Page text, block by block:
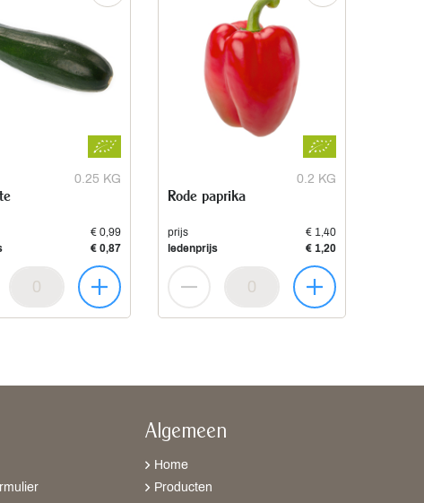
0.25 KG
€ 0,99
€ 0,87
0.2 KG
Rode paprika
prijs
€ 1,40
ledenprijs
€ 1,20
Algemeen
Home
Producten